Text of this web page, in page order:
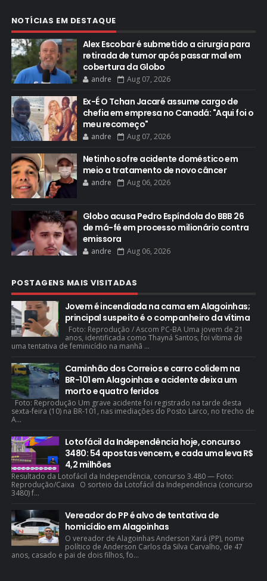
NOTÍCIAS EM DESTAQUE
Alex Escobar é submetido a cirurgia para
retirada de tumor após passar mal em
cobertura da Globo
andre Aug 07, 2026
Ex-É O Tchan Jacaré assume cargo de
chefia em empresa no Canadá: "Aqui foi o
meu recomeço"
andre Aug 07, 2026
Netinho sofre acidente doméstico em
meio a tratamento de novo câncer
andre Aug 06, 2026
Globo acusa Pedro Espíndola do BBB 26
de má-fé em processo milionário contra
emissora
andre Aug 06, 2026
POSTAGENS MAIS VISITADAS
Jovem é incendiada na cama em Alagoinhas;
principal suspeito é o companheiro da vítima
Foto: Reprodução / Ascom PC-BA Uma jovem de 21
anos, identificada como Thayná Santos, foi vítima de
uma tentativa de feminicídio na manhã ...
Caminhão dos Correios e carro colidem na
BR-101 em Alagoinhas e acidente deixa um
morto e quatro feridos
Foto: Reprodução Um grave acidente foi registrado na tarde desta
sexta-feira (10) na BR-101, nas imediações do Posto Larco, no trecho de
A...
Lotofácil da Independência hoje, concurso
3480: 54 apostas vencem, e cada uma leva R$
4,2 milhões
Resultado da Lotofácil da Independência, concurso 3.480 — Foto:
Reprodução/Caixa O sorteio da Lotofácil da Independência (concurso
3480) f...
Vereador do PP é alvo de tentativa de
homicídio em Alagoinhas
O vereador de Alagoinhas Anderson Xará (PP), nome
político de Anderson Carlos da Silva Carvalho, de 47
anos, casado e pai de dois filhos, fo...